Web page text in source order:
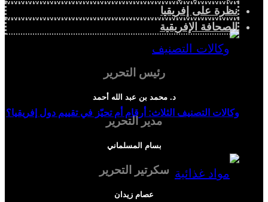
وكالات التصنيف الثلاث: أرقام أم تحيّز في تقييم دول إفريقيا؟
نظرة على إفريقيا
الصحافة الإفريقية
رئيس التحرير
د. محمد بن عبد الله أحمد
مدير التحرير
بسام المسلماني
سكرتير التحرير
عصام زيدان